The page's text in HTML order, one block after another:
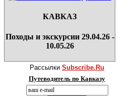
КАВКАЗ
Походы и экскурсии 29.04.26 -
10.05.26
Рассылки Subscribe.Ru
Путеводитель по Кавказу